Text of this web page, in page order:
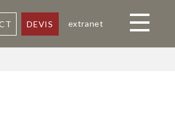
DEVIS extranet Toggle